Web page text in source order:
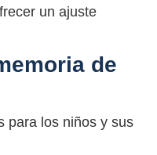
un ajuste
de
para los niños y sus